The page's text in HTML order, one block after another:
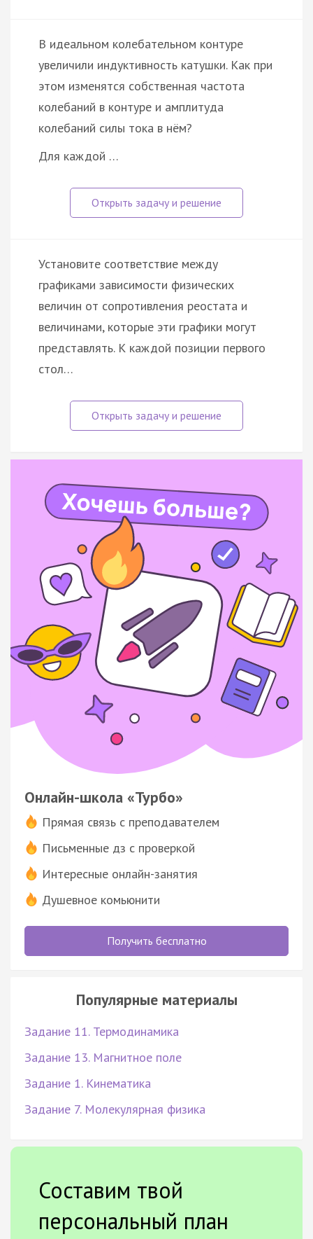
В идеальном колебательном контуре
увеличили индуктивность катушки. Как при
этом изменятся собственная частота
колебаний в контуре и амплитуда
колебаний силы тока в нём?
Для каждой …
Установите соответствие между
графиками зависимости физических
величин от сопротивления реостата и
величинами, которые эти графики могут
представлять. К каждой позиции первого
стол…
Онлайн-школа «Турбо»
Прямая связь с преподавателем
Письменные дз с проверкой
Интересные онлайн-занятия
Душевное комьюнити
Получить бесплатно
Популярные материалы
Задание 11. Термодинамика
Задание 13. Магнитное поле
Задание 1. Кинематика
Задание 7. Молекулярная физика
Составим твой
персональный план